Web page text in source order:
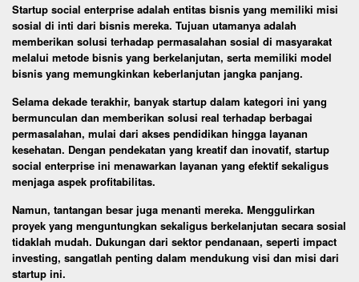
Startup social enterprise adalah entitas bisnis yang memiliki misi
sosial di inti dari bisnis mereka. Tujuan utamanya adalah
memberikan solusi terhadap permasalahan sosial di masyarakat
melalui metode bisnis yang berkelanjutan, serta memiliki model
bisnis yang memungkinkan keberlanjutan jangka panjang.
Selama dekade terakhir, banyak startup dalam kategori ini yang
bermunculan dan memberikan solusi real terhadap berbagai
permasalahan, mulai dari akses pendidikan hingga layanan
kesehatan. Dengan pendekatan yang kreatif dan inovatif, startup
social enterprise ini menawarkan layanan yang efektif sekaligus
menjaga aspek profitabilitas.
Namun, tantangan besar juga menanti mereka. Menggulirkan
proyek yang menguntungkan sekaligus berkelanjutan secara sosial
tidaklah mudah. Dukungan dari sektor pendanaan, seperti impact
investing, sangatlah penting dalam mendukung visi dan misi dari
startup ini.